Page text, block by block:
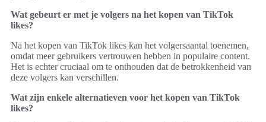
Wat gebeurt er met je volgers na het kopen van TikTok
likes?
Na het kopen van TikTok likes kan het volgersaantal toenemen,
omdat meer gebruikers vertrouwen hebben in populaire content.
Het is echter cruciaal om te onthouden dat de betrokkenheid van
deze volgers kan verschillen.
Wat zijn enkele alternatieven voor het kopen van TikTok
likes?